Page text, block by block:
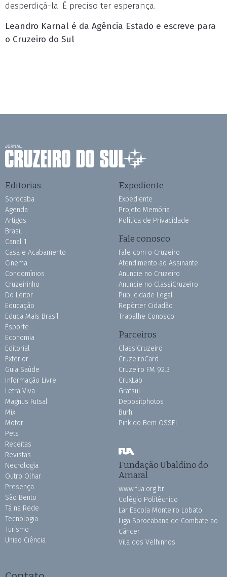
desperdiçá-la. É preciso ter esperança.
Leandro Karnal é da Agência Estado e escreve para
o Cruzeiro do Sul
Editorias
Sorocaba
Agenda
Artigos
Brasil
Canal 1
Casa e Acabamento
Cinema
Condomínios
Cruzeirinho
Do Leitor
Educação
Educa Mais Brasil
Esporte
Economia
Editorial
Exterior
Guia Saúde
Informação Livre
Letra Viva
Magnus Futsal
Mix
Motor
Pets
Receitas
Revistas
Necrologia
Outro Olhar
Presença
São Bento
Tá na Rede
Tecnologia
Turismo
Uniso Ciência
Expediente
Expediente
Projeto Memória
Política de Privacidade
Fale conosco
Fale com o Cruzeiro
Atendimento ao Assinante
Anuncie no Cruzeiro
Anuncie no ClassiCruzeiro
Publicidade Legal
Repórter Cidadão
Trabalhe Conosco
Parceiros
ClassiCruzeiro
CruzeiroCard
Cruzeiro FM 92.3
CruxLab
Grafsul
Depositphotos
Burh
Pink do Bem OSSEL
Fundação Ubaldino do
Amaral
www.fua.org.br
Colégio Politécnico
Lar Escola Monteiro Lobato
Liga Sorocabana de Combate ao
Câncer
Vila dos Velhinhos